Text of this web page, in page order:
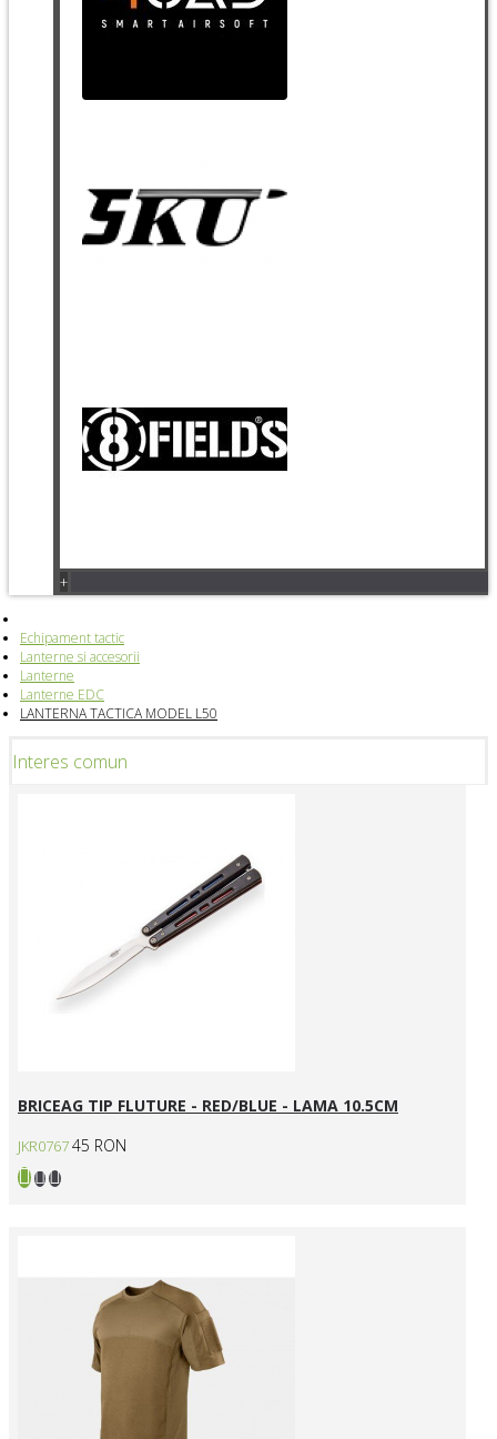
+
Echipament tactic
Lanterne si accesorii
Lanterne
Lanterne EDC
LANTERNA TACTICA MODEL L50
Interes comun
BRICEAG TIP FLUTURE - RED/BLUE - LAMA 10.5CM
JKR076745 RON